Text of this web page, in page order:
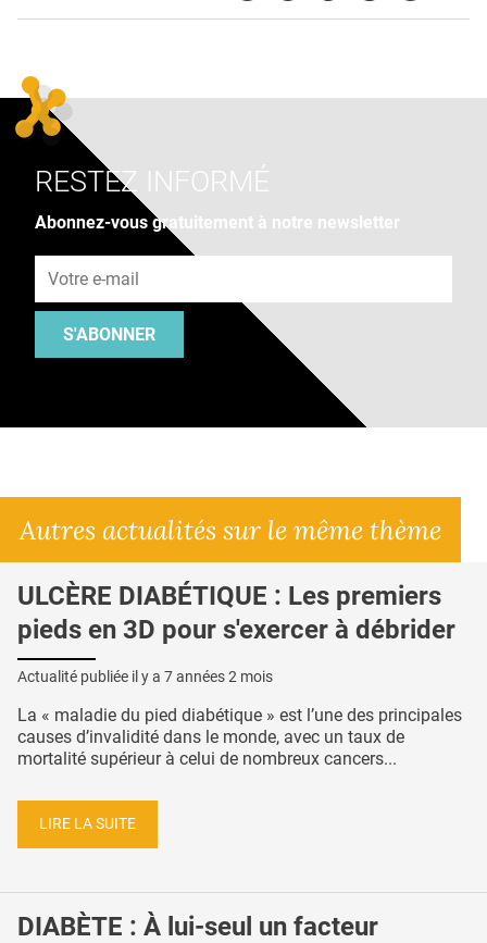
RESTEZ INFORMÉ
Abonnez-vous gratuitement à notre newsletter
S'ABONNER
Autres actualités sur le même thème
ULCÈRE DIABÉTIQUE : Les premiers
pieds en 3D pour s'exercer à débrider
Actualité publiée il y a 7 années 2 mois
La « maladie du pied diabétique » est l’une des principales
causes d’invalidité dans le monde, avec un taux de
mortalité supérieur à celui de nombreux cancers...
LIRE LA SUITE
DIABÈTE : À lui-seul un facteur